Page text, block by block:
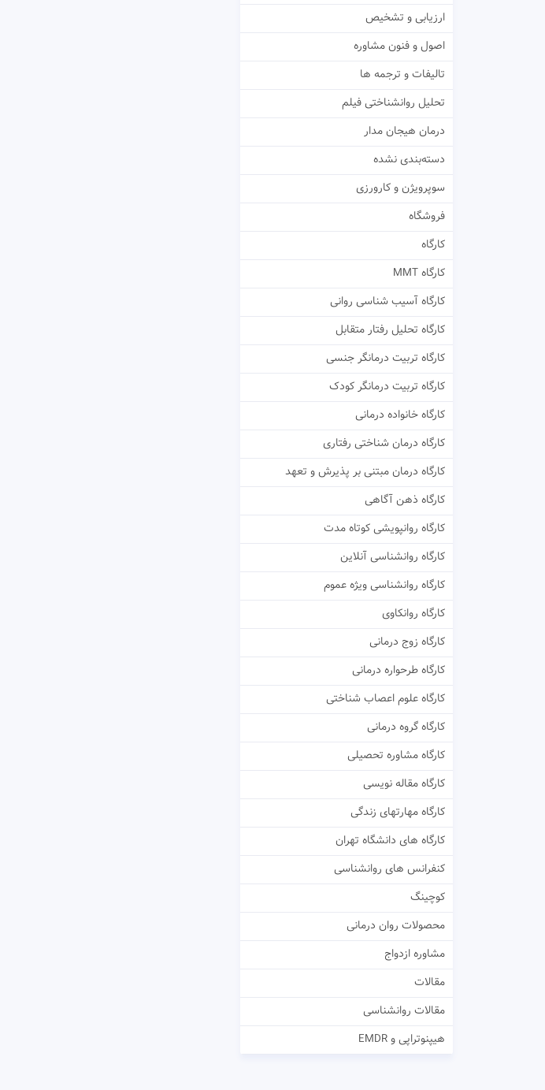
ارزیابی و تشخیص
اصول و فنون مشاوره
تالیفات و ترجمه ها
تحلیل روانشناختی فیلم
درمان هیجان مدار
دسته‌بندی نشده
سوپرویژن و کارورزی
فروشگاه
کارگاه
کارگاه MMT
کارگاه آسیب شناسی روانی
کارگاه تحلیل رفتار متقابل
کارگاه تربیت درمانگر جنسی
کارگاه تربیت درمانگر کودک
کارگاه خانواده درمانی
کارگاه درمان شناختی رفتاری
کارگاه درمان مبتنی بر پذیرش و تعهد
کارگاه ذهن آگاهی
کارگاه روانپویشی کوتاه مدت
کارگاه روانشناسی آنلاین
کارگاه روانشناسی ویژه عموم
کارگاه روانکاوی
کارگاه زوج درمانی
کارگاه طرحواره درمانی
کارگاه علوم اعصاب شناختی
کارگاه گروه درمانی
کارگاه مشاوره تحصیلی
کارگاه مقاله نویسی
کارگاه مهارتهای زندگی
کارگاه های دانشگاه تهران
کنفرانس های روانشناسی
کوچینگ
محصولات روان درمانی
مشاوره ازدواج
مقالات
مقالات روانشناسی
هیپنوتراپی و EMDR